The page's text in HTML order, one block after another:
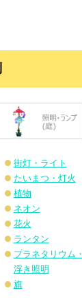
街灯・ライト
たいまつ・灯火
植物
ネオン
花火
ランタン
プラネタリウム・
浮き照明
旗